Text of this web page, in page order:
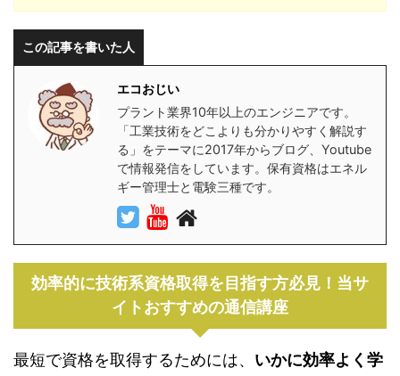
この記事を書いた人
エコおじい
プラント業界10年以上のエンジニアです。
「工業技術をどこよりも分かりやすく解説す
る」をテーマに2017年からブログ、Youtube
で情報発信をしています。保有資格はエネル
ギー管理士と電験三種です。
効率的に技術系資格取得を目指す方必見！当サ
イトおすすめの通信講座
最短で資格を取得するためには、 いかに効率よく学